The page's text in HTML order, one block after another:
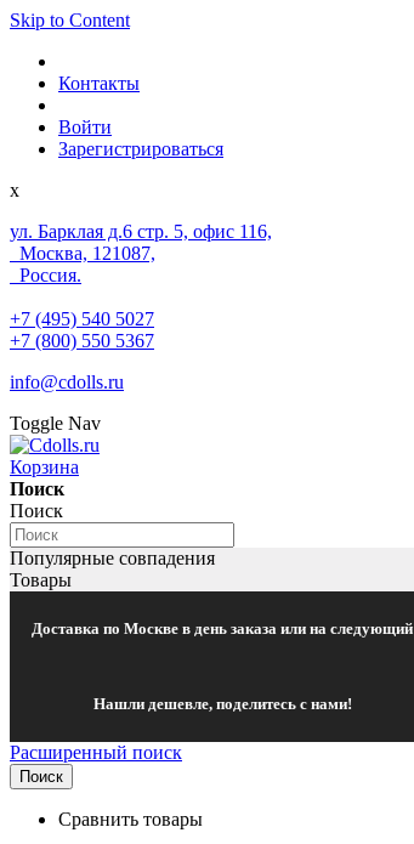
Skip to Content
Контакты
Войти
Зарегистрироваться
x
ул. Барклая д.6 стр. 5, офис 116,
Москва, 121087,
Россия.
+7 (495) 540 5027
+7 (800) 550 5367
info@cdolls.ru
Toggle Nav
Корзина
Поиск
Поиск
Популярные совпадения
Товары
Доставка по Москве в день заказа или на следующий
Нашли дешевле, поделитесь с нами!
Расширенный поиск
Поиск
Сравнить товары